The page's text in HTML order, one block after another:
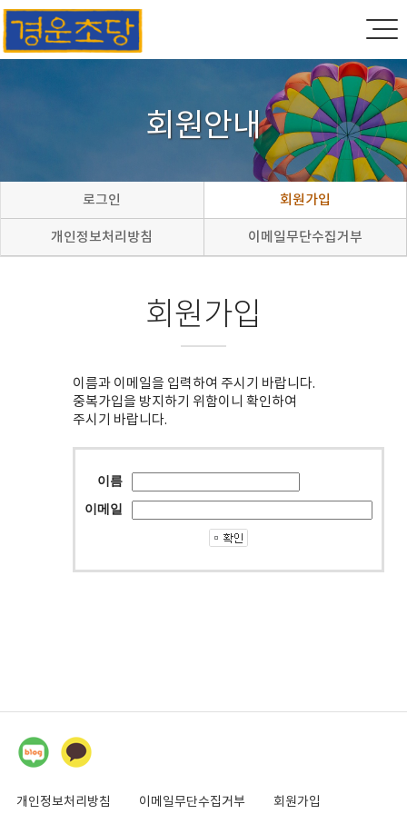
회원안내
로그인 회원가입
개인정보처리방침 이메일무단수집거부
회원가입
이름과 이메일을 입력하여 주시기 바랍니다.
중복가입을 방지하기 위함이니 확인하여
주시기 바랍니다.
이름
이메일
개인정보처리방침 이메일무단수집거부 회원가입